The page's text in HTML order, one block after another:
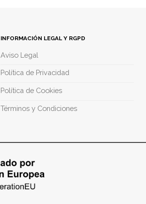
INFORMACIÓN LEGAL Y RGPD
Aviso Legal
Política de Privacidad
Política de Cookies
Términos y Condiciones